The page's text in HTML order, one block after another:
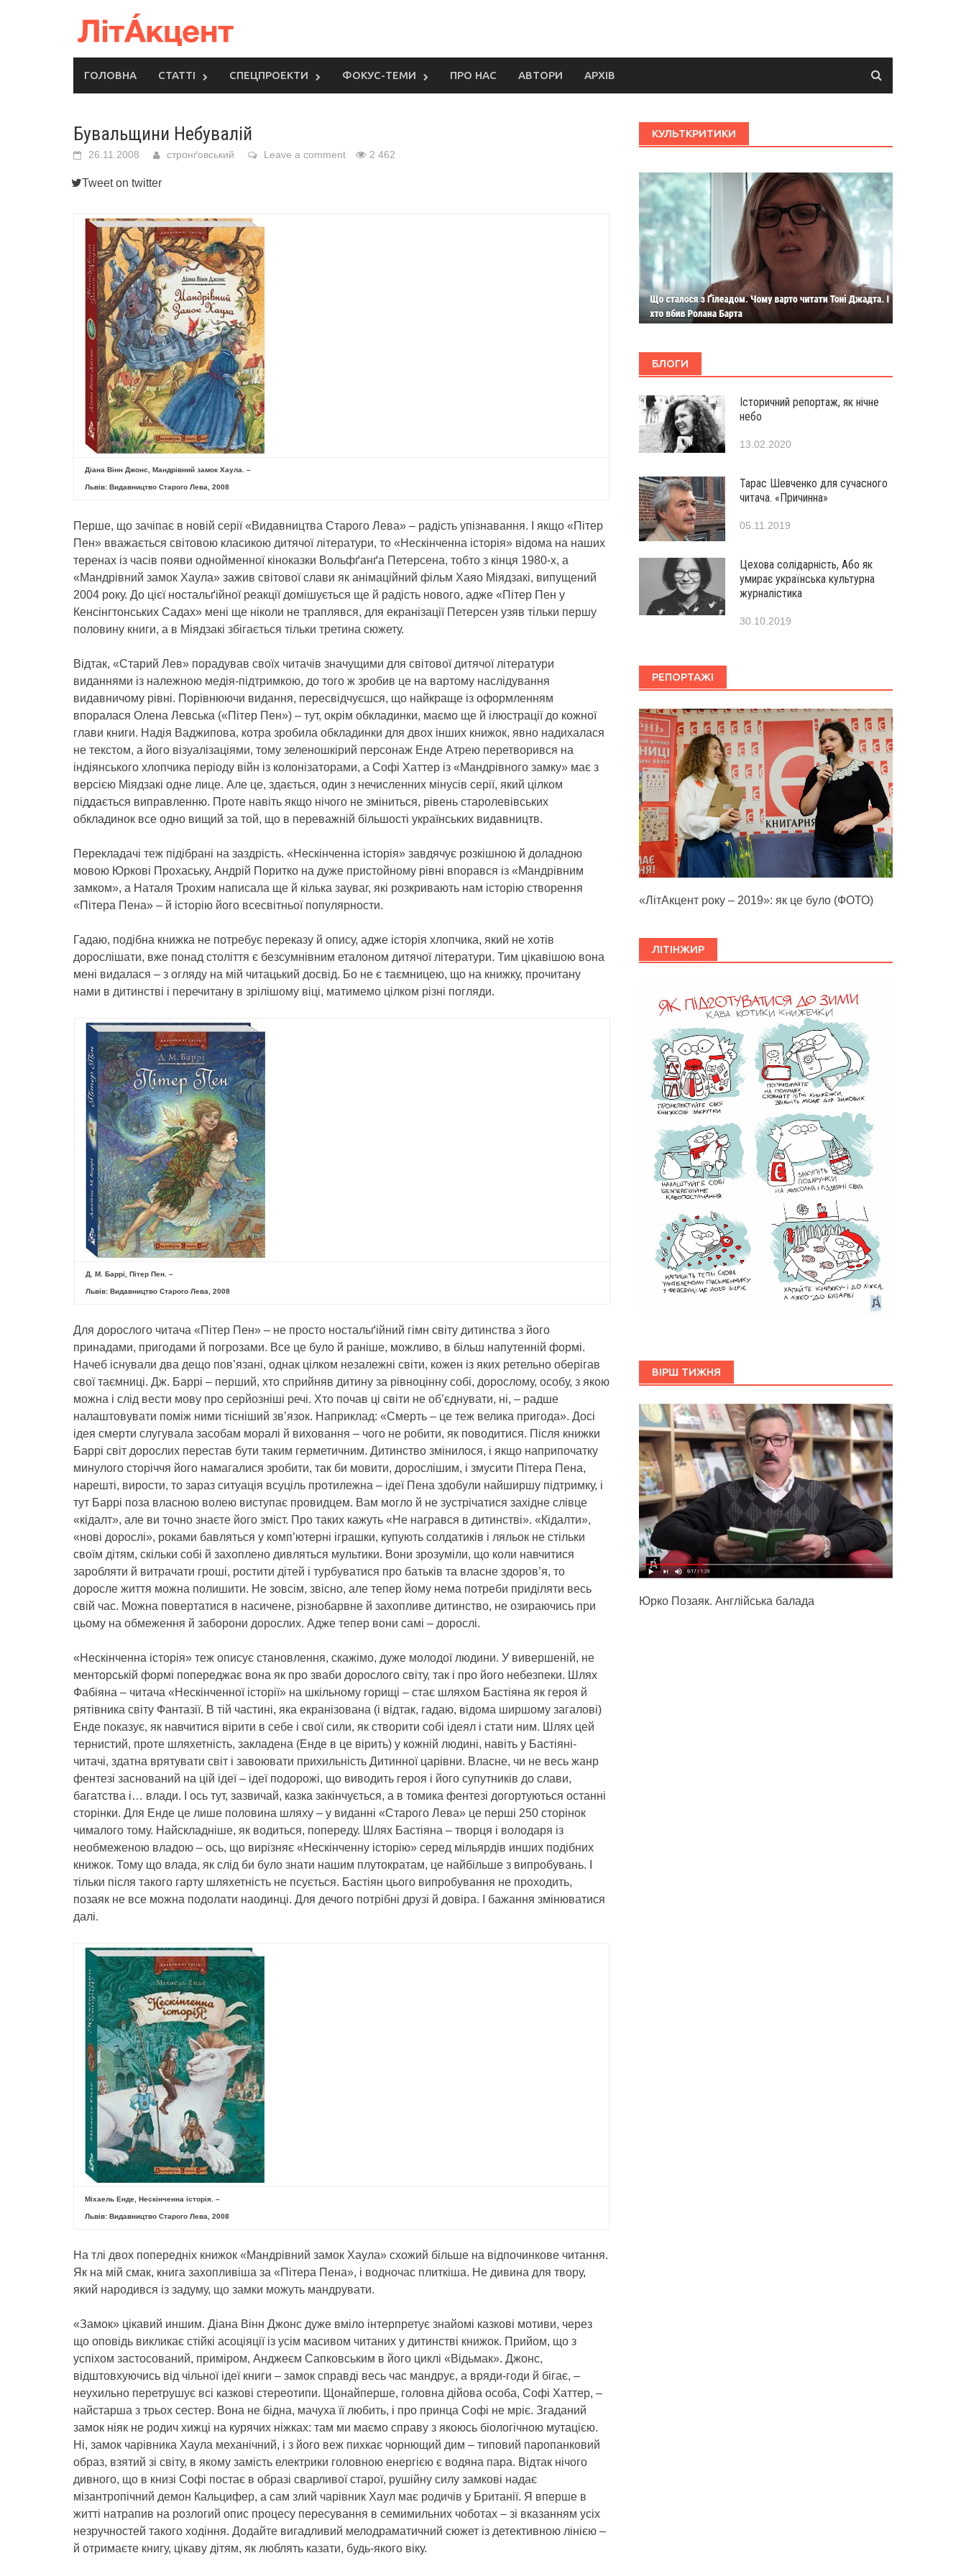
ГОЛОВНА СТАТТІ СПЕЦПРОЕКТИ ФОКУС-ТЕМИ ПРО НАС АВТОРИ АРХІВ
Бувальщини Небувалій
26.11.2008 стронґовський Leave a comment 2 462
Tweet on twitter
Діана Вінн Джонс, Мандрівний замок Хаула. –
Львів: Видавництво Старого Лева, 2008
Перше, що зачіпає в новій серії «Видавництва Старого Лева» – радість упізнавання. І якщо «Пітер
Пен» вважається світовою класикою дитячої літератури, то «Нескінченна історія» відома на наших
теренах із часів появи однойменної кіноказки Вольфґанґа Петерсена, тобто з кінця 1980-х, а
«Мандрівний замок Хаула» зажив світової слави як анімаційний фільм Хаяо Міядзакі, випущений
2004 року. До цієї ностальґійної реакції домішується ще й радість нового, адже «Пітер Пен у
Кенсінгтонських Садах» мені ще ніколи не траплявся, для екранізації Петерсен узяв тільки першу
половину книги, а в Міядзакі збігається тільки третина сюжету.
Відтак, «Старий Лев» порадував своїх читачів значущими для світової дитячої літератури
виданнями із належною медія-підтримкою, до того ж зробив це на вартому наслідування
видавничому рівні. Порівнюючи видання, пересвідчуєшся, що найкраще із оформленням
впоралася Олена Левська («Пітер Пен») – тут, окрім обкладинки, маємо ще й ілюстрації до кожної
глави книги. Надія Ваджипова, котра зробила обкладинки для двох інших книжок, явно надихалася
не текстом, а його візуалізаціями, тому зеленошкірий персонаж Енде Атрею перетворився на
індіянського хлопчика періоду війн із колонізаторами, а Софі Хаттер із «Мандрівного замку» має з
версією Міядзакі одне лице. Але це, здається, один з нечисленних мінусів серії, який цілком
піддається виправленню. Проте навіть якщо нічого не зміниться, рівень старолевівських
обкладинок все одно вищий за той, що в переважній більшості українських видавництв.
Перекладачі теж підібрані на заздрість. «Нескінченна історія» завдячує розкішною й доладною
мовою Юркові Прохаську, Андрій Поритко на дуже пристойному рівні впорався із «Мандрівним
замком», а Наталя Трохим написала ще й кілька зауваг, які розкривають нам історію створення
«Пітера Пена» – й історію його всесвітньої популярности.
Гадаю, подібна книжка не потребує переказу й опису, адже історія хлопчика, який не хотів
дорослішати, вже понад століття є безсумнівним еталоном дитячої літератури. Тим цікавішою вона
мені видалася – з огляду на мій читацький досвід. Бо не є таємницею, що на книжку, прочитану
нами в дитинстві і перечитану в зрілішому віці, матимемо цілком різні погляди.
Д. М. Баррі, Пітер Пен. –
Львів: Видавництво Старого Лева, 2008
Для дорослого читача «Пітер Пен» – не просто ностальґійний гімн світу дитинства з його
принадами, пригодами й погрозами. Все це було й раніше, можливо, в більш напутенній формі.
Начеб існували два дещо пов’язані, однак цілком незалежні світи, кожен із яких ретельно оберігав
свої таємниці. Дж. Баррі – перший, хто сприйняв дитину за рівноцінну собі, дорослому, особу, з якою
можна і слід вести мову про серйозніші речі. Хто почав ці світи не об’єднувати, ні, – радше
налаштовувати поміж ними тісніший зв’язок. Наприклад: «Смерть – це теж велика пригода». Досі
ідея смерти слугувала засобам моралі й виховання – чого не робити, як поводитися. Після книжки
Баррі світ дорослих перестав бути таким герметичним. Дитинство змінилося, і якщо наприпочатку
минулого сторіччя його намагалися зробити, так би мовити, дорослішим, і змусити Пітера Пена,
нарешті, вирости, то зараз ситуація всуціль протилежна – ідеї Пена здобули найширшу підтримку, і
тут Баррі поза власною волею виступає провидцем. Вам могло й не зустрічатися західне слівце
«кідалт», але ви точно знаєте його зміст. Про таких кажуть «Не награвся в дитинстві». «Кідалти»,
«нові дорослі», роками бавляться у комп’ютерні іграшки, купують солдатиків і ляльок не стільки
своїм дітям, скільки собі й захоплено дивляться мультики. Вони зрозуміли, що коли навчитися
заробляти й витрачати гроші, ростити дітей і турбуватися про батьків та власне здоров’я, то
доросле життя можна полишити. Не зовсім, звісно, але тепер йому нема потреби приділяти весь
свій час. Можна повертатися в насичене, різнобарвне й захопливе дитинство, не озираючись при
цьому на обмеження й заборони дорослих. Адже тепер вони самі – дорослі.
«Нескінченна історія» теж описує становлення, скажімо, дуже молодої людини. У вивершеній, не
менторській формі попереджає вона як про зваби дорослого світу, так і про його небезпеки. Шлях
Фабіяна – читача «Нескінченної історії» на шкільному горищі – стає шляхом Бастіяна як героя й
рятівника світу Фантазії. В тій частині, яка екранізована (і відтак, гадаю, відома ширшому загалові)
Енде показує, як навчитися вірити в себе і свої сили, як створити собі ідеял і стати ним. Шлях цей
тернистий, проте шляхетність, закладена (Енде в це вірить) у кожній людині, навіть у Бастіяні-
читачі, здатна врятувати світ і завоювати прихильність Дитинної царівни. Власне, чи не весь жанр
фентезі заснований на цій ідеї – ідеї подорожі, що виводить героя і його супутників до слави,
багатства і… влади. І ось тут, зазвичай, казка закінчується, а в томика фентезі догортуються останні
сторінки. Для Енде це лише половина шляху – у виданні «Старого Лева» це перші 250 сторінок
чималого тому. Найскладніше, як водиться, попереду. Шлях Бастіяна – творця і володаря із
необмеженою владою – ось, що вирізняє «Нескінченну історію» серед мільярдів инших подібних
книжок. Тому що влада, як слід би було знати нашим плутократам, це найбільше з випробувань. І
тільки після такого гарту шляхетність не псується. Бастіян цього випробування не проходить,
позаяк не все можна подолати наодинці. Для дечого потрібні друзі й довіра. І бажання змінюватися
далі.
Міхаель Енде, Нескінченна історія. –
Львів: Видавництво Старого Лева, 2008
На тлі двох попередніх книжок «Мандрівний замок Хаула» схожий більше на відпочинкове читання.
Як на мій смак, книга захопливіша за «Пітера Пена», і водночас плиткіша. Не дивина для твору,
який народився із задуму, що замки можуть мандрувати.
«Замок» цікавий иншим. Діана Вінн Джонс дуже вміло інтерпретує знайомі казкові мотиви, через
що оповідь викликає стійкі асоціяції із усім масивом читаних у дитинстві книжок. Прийом, що з
успіхом застосований, приміром, Анджеєм Сапковським в його циклі «Відьмак». Джонс,
відштовхуючись від чільної ідеї книги – замок справді весь час мандрує, а вряди-годи й бігає, –
неухильно перетрушує всі казкові стереотипи. Щонайперше, головна дійова особа, Софі Хаттер, –
найстарша з трьох сестер. Вона не бідна, мачуха її любить, і про принца Софі не мріє. Згаданий
замок ніяк не родич хижці на курячих ніжках: там ми маємо справу з якоюсь біологічною мутацією.
Ні, замок чарівника Хаула механічний, і з його веж пихкає чорнющий дим – типовий паропанковий
образ, взятий зі світу, в якому замість електрики головною енергією є водяна пара. Відтак нічого
дивного, що в книзі Софі постає в образі сварливої старої, рушійну силу замкові надає
мізантропічний демон Кальцифер, а сам злий чарівник Хаул має родичів у Британії. Я вперше в
житті натрапив на розлогий опис процесу пересування в семимильних чоботах – зі вказанням усіх
незручностей такого ходіння. Додайте вигадливий мелодраматичний сюжет із детективною лінією –
й отримаєте книгу, цікаву дітям, як люблять казати, будь-якого віку.
КУЛЬТКРИТИКИ
БЛОГИ
Історичний репортаж, як нічне
небо
13.02.2020
Тарас Шевченко для сучасного
читача. «Причинна»
05.11.2019
Цехова солідарність, Або як
умирає українська культурна
журналістика
30.10.2019
РЕПОРТАЖІ
«ЛітАкцент року – 2019»: як це було (ФОТО)
ЛІТІНЖИР
ВІРШ ТИЖНЯ
Юрко Позаяк. Англійська балада